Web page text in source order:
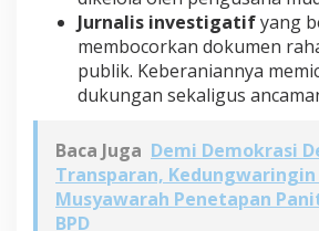
Jurnalis investigatifyang
membocorkan dokumen
publik. Keberaniannya
dukungan sekaligus
Baca Juga Demi Demokrasi
Transparan,
Musyawarah Penetapan
BPD